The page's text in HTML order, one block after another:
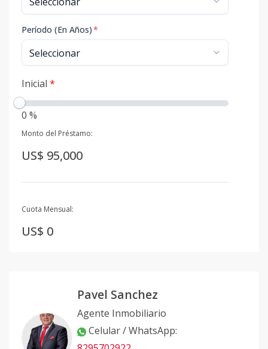
Período (En Años)*
Inicial *
0 %
Monto del Préstamo:
US$ 95,000
Cuota Mensual:
US$ 0
Pavel Sanchez
Agente Inmobiliario
Celular / WhatsApp: